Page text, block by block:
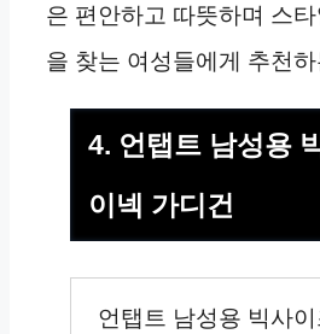
은 편안하고 따뜻하며 스
을 찾는 여성들에게 추천
4. 언탭트 남성용
이넥 가디건
언탭트 남성용 빅사